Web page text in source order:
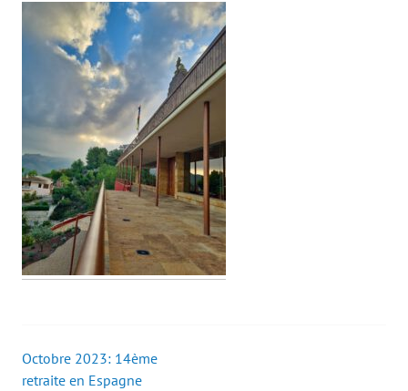
Post
Octobre 2023: 14ème
retraite en Espagne